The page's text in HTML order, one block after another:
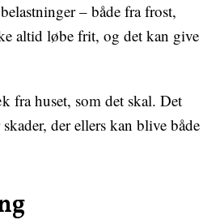
– både fra frost,
altid løbe frit, og det kan give
fra huset, som det skal. Det
der ellers kan blive både